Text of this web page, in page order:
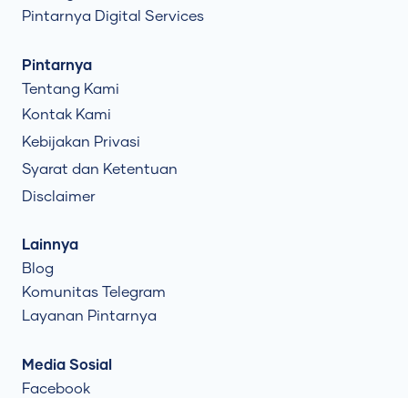
Pintarnya Digital Services
Pintarnya
Tentang Kami
Kontak Kami
Kebijakan Privasi
Syarat dan Ketentuan
Disclaimer
Lainnya
Blog
Komunitas Telegram
Layanan Pintarnya
Media Sosial
Facebook